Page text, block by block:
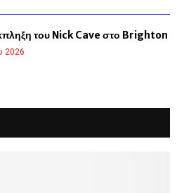
του Nick Cave στο Brighton
2026